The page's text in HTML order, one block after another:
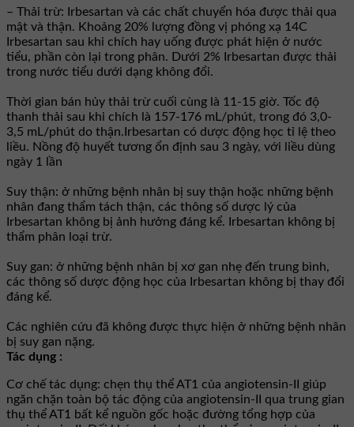
– Thải trừ: Irbesartan và các chất chuyển hóa được thải qua
mật và thận. Khoảng 20% lượng đồng vị phóng xạ 14C
Irbesartan sau khi chích hay uống được phát hiện ở nước
tiểu, phần còn lại trong phân. Dưới 2% Irbesartan được thải
trong nước tiểu dưới dạng không đổi.
Thời gian bán hủy thải trừ cuối cùng là 11-15 giờ. Tốc độ
thanh thải sau khi chích là 157-176 mL/phút, trong đó 3,0-
3,5 mL/phút do thận.Irbesartan có dược động học tỉ lệ theo
liều. Nồng độ huyết tương ổn định sau 3 ngày, với liều dùng
ngày 1 lần
Suy thận: ở những bệnh nhân bị suy thận hoặc những bệnh
nhân đang thẩm tách thận, các thông số dược lý của
Irbesartan không bị ảnh hưởng đáng kể. Irbesartan không bị
thẩm phân loại trừ.
Suy gan: ở những bệnh nhân bị xơ gan nhẹ đến trung bình,
các thông số dược động học của Irbesartan không bị thay đổi
đáng kể.
Các nghiên cứu đã không được thực hiện ở những bệnh nhân
bị suy gan nặng.
Tác dụng :
Cơ chế tác dụng: chẹn thụ thể AT1 của angiotensin-II giúp
ngăn chặn toàn bộ tác động của angiotensin-II qua trung gian
thụ thể AT1 bất kể nguồn gốc hoặc đường tổng hợp của